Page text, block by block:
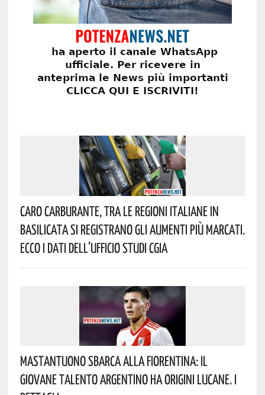
Caro Carburante, Tra Le Regioni Italiane In
Basilicata Si Registrano Gli Aumenti Più Marcati.
Ecco I Dati Dell’Ufficio Studi CGIA
Mastantuono Sbarca Alla Fiorentina: Il
Giovane Talento Argentino Ha Origini Lucane. I